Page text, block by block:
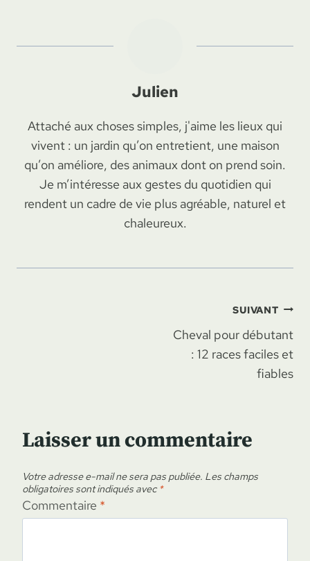
Julien
Attaché aux choses simples, j'aime les lieux qui
vivent : un jardin qu’on entretient, une maison
qu’on améliore, des animaux dont on prend soin.
Je m’intéresse aux gestes du quotidien qui
rendent un cadre de vie plus agréable, naturel et
chaleureux.
SUIVANT
Cheval pour débutant
: 12 races faciles et
fiables
Laisser un commentaire
Votre adresse e-mail ne sera pas publiée. Les champs
obligatoires sont indiqués avec *
Commentaire *